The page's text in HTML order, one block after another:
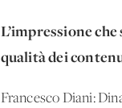
L’impressione
qualità dei
Francesco Diani: